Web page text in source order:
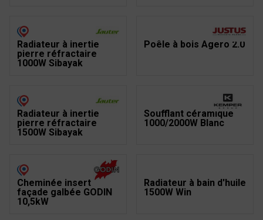
Radiateur à inertie
pierre réfractaire
1000W Sibayak
Poêle à bois Agero 2.0
Radiateur à inertie
pierre réfractaire
1500W Sibayak
Soufflant céramique
1000/2000W Blanc
Cheminée insert
façade galbée GODIN
10,5kW
Radiateur à bain d'huile
1500W Win